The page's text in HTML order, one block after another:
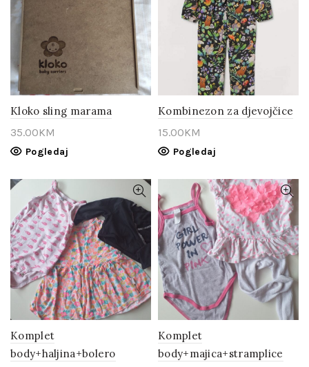
Kloko sling marama
35.00KM
Pogledaj
Kombinezon za djevojčice
15.00KM
Pogledaj
Komplet
body+haljina+bolero
Komplet
body+majica+stramplice